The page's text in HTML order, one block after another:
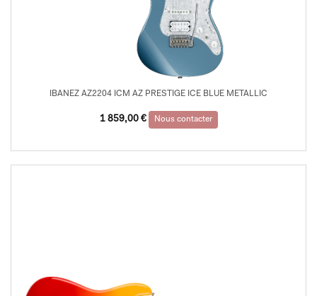
IBANEZ AZ2204 ICM AZ PRESTIGE ICE BLUE METALLIC
1 859,00 € Nous contacter